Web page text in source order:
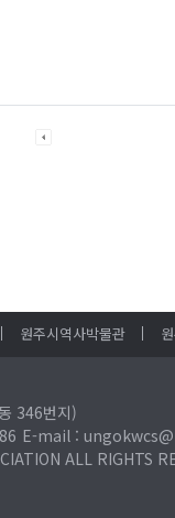
원주시역사박물관
346번지)
E-mail :
ALL RIGHTS